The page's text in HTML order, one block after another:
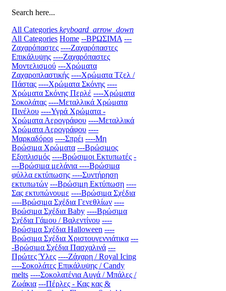
Search here...
All Categories keyboard_arrow_down
All Categories Home --ΒΡΩΣΙΜΑ ---
Ζαχαρόπαστες ----Ζαχαρόπαστες
Επικάλυψης ----Ζαχαρόπαστες
Μοντελισμού ---Χρώματα
Ζαχαροπλαστικής ----Χρώματα Τζελ /
Πάστας ----Χρώματα Σκόνης ----
Χρώματα Σκόνης Περλέ ----Χρώματα
Σοκολάτας ----Μεταλλικά Χρώματα
Πινέλου ----Υγρά Χρώματα -
Χρώματα Αερογράφου ----Μεταλλικά
Χρώματα Αερογράφου ----
Μαρκαδόροι ----Σπρέι ----Μη
Βρώσιμα Χρώματα ---Βρώσιμος
Εξοπλισμός ----Βρώσιμοι Εκτυπωτές -
---Βρώσιμα μελάνια ----Βρώσιμα
φύλλα εκτύπωσης ----Συντήρηση
εκτυπωτών ---Βρώσιμη Εκτύπωση ----
Σας εκτυπώνουμε ----Βρώσιμα Σχέδια
----Βρώσιμα Σχέδια Γενεθλίων ----
Βρώσιμα Σχέδια Baby ----Βρώσιμα
Σχέδια Γάμου / Βαλεντίνου ----
Βρώσιμα Σχέδια Halloween ----
Βρώσιμα Σχέδια Χριστουγεννιάτικα ---
-Βρώσιμα Σχέδια Πασχαλινά ---
Πρώτες Ύλες ----Ζάχαρη / Royal Icing
----Σοκολάτες Επικάλυψης / Candy
melts ----Σοκολατένια Αυγά / Μπάλες /
Ζωάκια ---Πέρλες - Κας κας &